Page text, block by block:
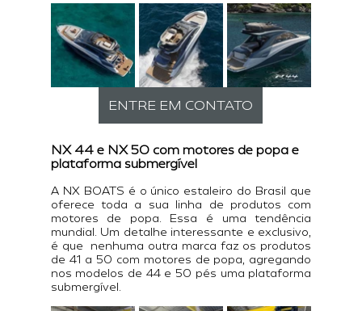
ENTRE EM CONTATO
NX 44 e NX 50 com motores de popa e
plataforma submergível
A NX BOATS é o único estaleiro do Brasil que
oferece toda a sua linha de produtos com
motores de popa. Essa é uma tendência
mundial. Um detalhe interessante e exclusivo,
é que  nenhuma outra marca faz os produtos
de 41 a 50 com motores de popa, agregando
nos modelos de 44 e 50 pés uma plataforma
submergível.